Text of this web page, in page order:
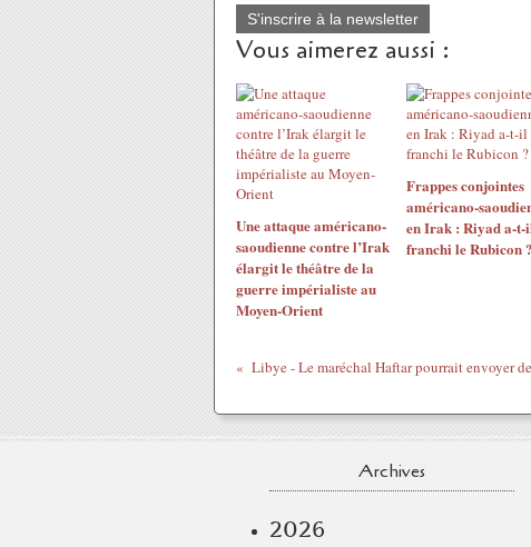
S'inscrire à la newsletter
Vous aimerez aussi :
Une attaque américano-
saoudienne contre l’Irak
élargit le théâtre de la
guerre impérialiste au
Moyen-Orient
Frappes conjointes
américano-
en Irak : Riyad a-t-
franchi le Rubicon ?
Archives
2026